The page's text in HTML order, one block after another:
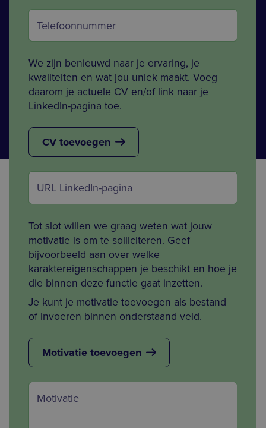
Telefoonnummer *
We zijn benieuwd naar je ervaring, je
kwaliteiten en wat jou uniek maakt. Voeg
daarom je actuele CV en/of link naar je
LinkedIn-pagina toe.
CV
CV toevoegen
LinkedIn *
Tot slot willen we graag weten wat jouw
motivatie is om te solliciteren. Geef
bijvoorbeeld aan over welke
karaktereigenschappen je beschikt en hoe je
die binnen deze functie gaat inzetten.
Je kunt je motivatie toevoegen als bestand
of invoeren binnen onderstaand veld.
Motivatie toevoegen
Motivatie